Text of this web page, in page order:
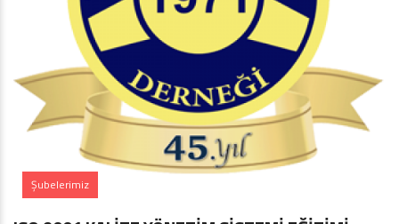
Şubelerimiz